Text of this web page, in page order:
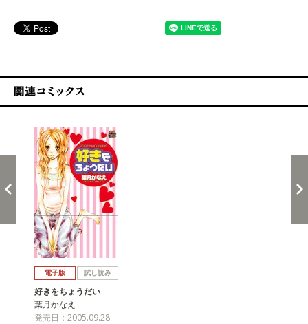
電子版 試し読み
好きをちょうだい
葉月かなえ
発売日：2005.09.28